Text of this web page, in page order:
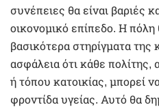
συνέπειες θα είναι βαριές
οικονομικό επίπεδο. Η πόλη
βασικότερα στηρίγματα της
ασφάλεια ότι κάθε πολίτης,
ή τόπου κατοικίας, μπορεί
φροντίδα υγείας. Αυτό θα